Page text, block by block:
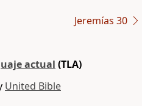
Jeremías 30
actual (TLA)
United Bible